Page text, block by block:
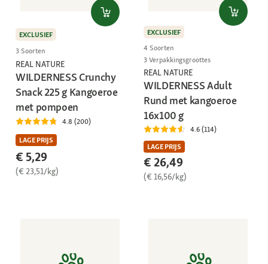
EXCLUSIEF
3 Soorten
REAL NATURE
WILDERNESS Crunchy
Snack 225 g Kangoeroe
met pompoen
4.8 (200)
LAGE PRIJS
€ 5,29
(€ 23,51/kg)
EXCLUSIEF
4 Soorten
3 Verpakkingsgroottes
REAL NATURE
WILDERNESS Adult
Rund met kangoeroe
16x100 g
4.6 (114)
LAGE PRIJS
€ 26,49
(€ 16,56/kg)